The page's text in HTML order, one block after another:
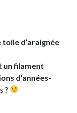
toile d’araignée
un filament
d’années-
?